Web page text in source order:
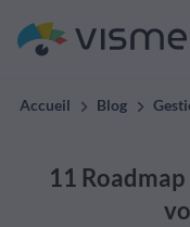
Accueil Blog
11